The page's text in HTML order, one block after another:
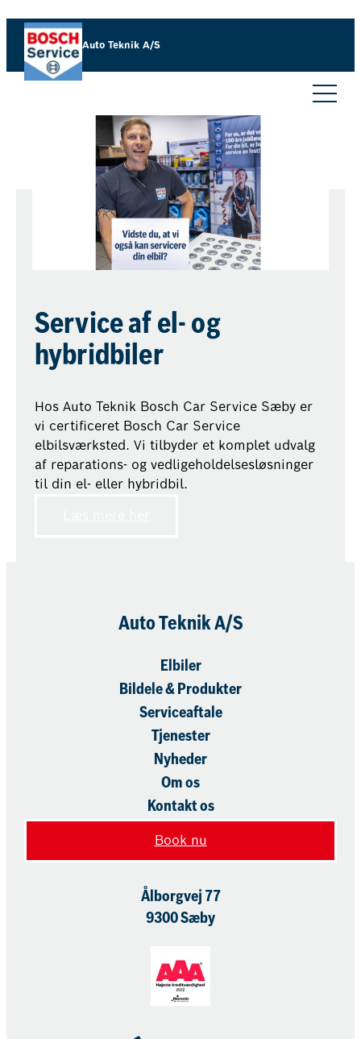
Auto Teknik A/S
Service af el- og
hybridbiler
Hos Auto Teknik Bosch Car Service Sæby er
vi certificeret Bosch Car Service
elbilsværksted. Vi tilbyder et komplet udvalg
af reparations- og vedligeholdelsesløsninger
til din el- eller hybridbil.
Auto Teknik A/S
Elbiler
Bildele & Produkter
Serviceaftale
Tjenester
Nyheder
Om os
Kontakt os
Book nu
Ålborgvej 77
9300 Sæby